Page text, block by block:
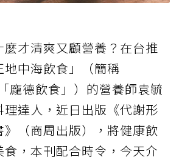
麼才清爽又顧營養？在台推
中海飲食」（簡稱
龐德飲食」）的營養師袁毓
達人，近日出版《代謝形
（商周出版），將健康飲
，本刊配合時令，今天介